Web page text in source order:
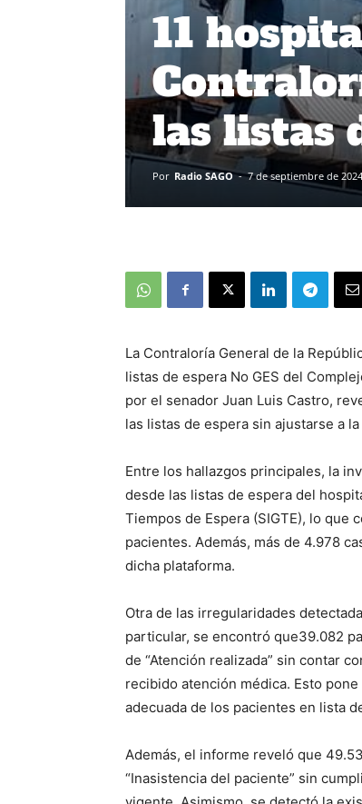
11
las listas
Por Radio SAGO - 7 de septiembre de 2024
La Contraloría General de la
listas de espera No GES del
por el senador Juan Luis Castro,
las listas de espera sin ajustarse a
Entre los hallazgos principales, la
desde las listas de espera del
Tiempos de Espera (SIGTE), lo
pacientes. Además, más de 4.978
dicha plataforma.
Otra de las irregularidades
particular, se encontró que39.082
de “Atención realizada” sin contar
recibido atención médica. Esto
adecuada de los pacientes en lista
Además, el informe reveló que
“Inasistencia del paciente” sin